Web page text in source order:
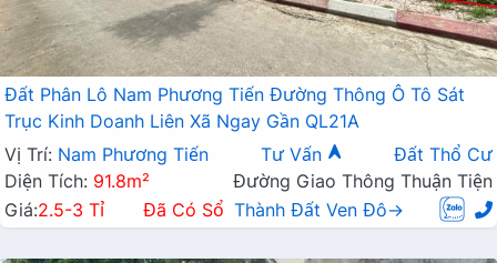
Đất Phân Lô Nam Phương Tiến Đường Thông Ô Tô Sát
Trục Kinh Doanh Liên Xã Ngay Gần QL21A
Vị Trí: Nam Phương Tiến Tư Vấn
Đất Thổ Cư
Diện Tích: 91.8m²
Đường Giao Thông Thuận Tiện
Giá:2.5-3 Tỉ Đã Có Sổ Thành Đất Ven Đô→